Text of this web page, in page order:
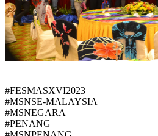
#FESMASXVI2023
#MSNSE-MALAYSIA
#MSNEGARA
#PENANG